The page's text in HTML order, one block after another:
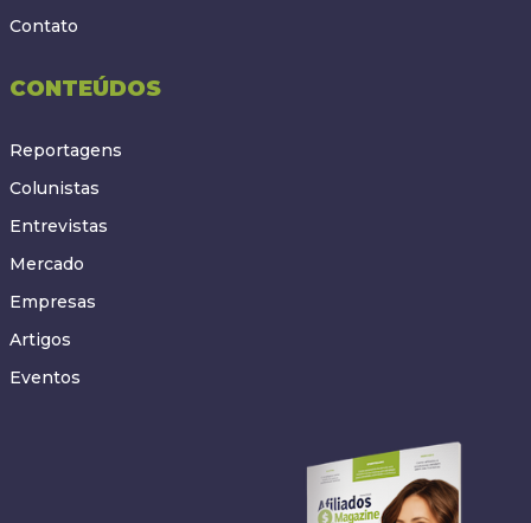
Contato
CONTEÚDOS
Reportagens
Colunistas
Entrevistas
Mercado
Empresas
Artigos
Eventos